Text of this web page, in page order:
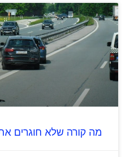
מה קורה שלא חוגרים